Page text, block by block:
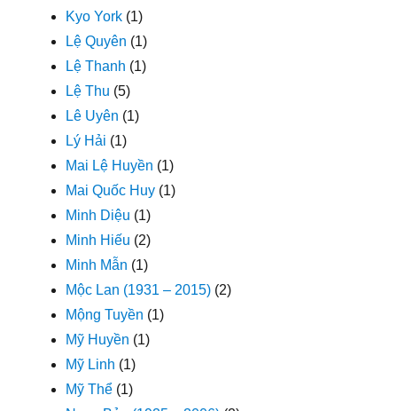
Kyo York (1)
Lệ Quyên (1)
Lệ Thanh (1)
Lệ Thu (5)
Lê Uyên (1)
Lý Hải (1)
Mai Lệ Huyền (1)
Mai Quốc Huy (1)
Minh Diệu (1)
Minh Hiếu (2)
Minh Mẫn (1)
Mộc Lan (1931 – 2015) (2)
Mộng Tuyền (1)
Mỹ Huyền (1)
Mỹ Linh (1)
Mỹ Thể (1)